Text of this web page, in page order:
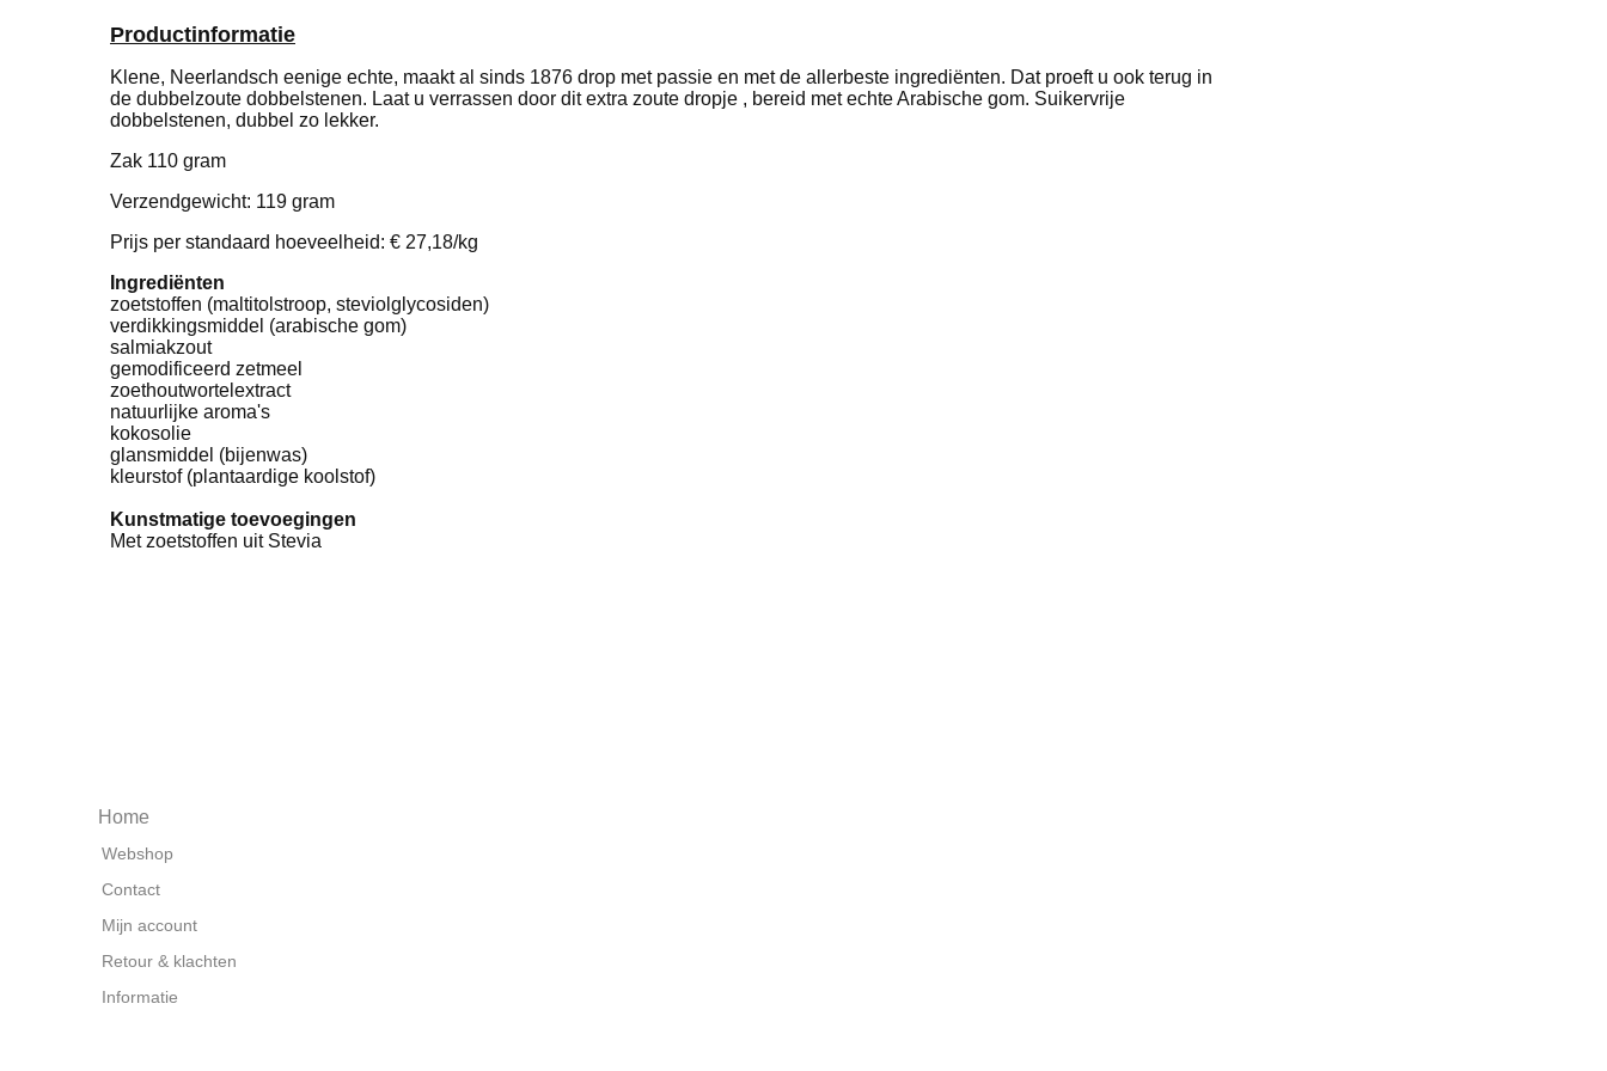
Productinformatie
Klene, Neerlandsch eenige echte, maakt al sinds 1876 drop met passie en met de allerbeste ingrediënten. Dat proeft u ook terug in
de dubbelzoute dobbelstenen. Laat u verrassen door dit extra zoute dropje , bereid met echte Arabische gom. Suikervrije
dobbelstenen, dubbel zo lekker.
Zak 110 gram
Verzendgewicht: 119 gram
Prijs per standaard hoeveelheid: € 27,18/kg
Ingrediënten
zoetstoffen (maltitolstroop, steviolglycosiden)
verdikkingsmiddel (arabische gom)
salmiakzout
gemodificeerd zetmeel
zoethoutwortelextract
natuurlijke aroma's
kokosolie
glansmiddel (bijenwas)
kleurstof (plantaardige koolstof)
Kunstmatige toevoegingen
Met zoetstoffen uit Stevia
Home
Webshop
Contact
Mijn account
Retour & klachten
Informatie